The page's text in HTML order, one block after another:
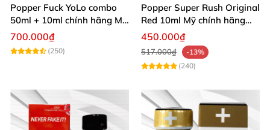
Popper Fuck YoLo combo
50ml + 10ml chính hãng Mỹ
tăng khoái cảm mạnh mẽ
an toàn
700.000₫
(250)
Popper Super Rush Original
Red 10ml Mỹ chính hãng
PWD
450.000₫
517.000₫
-13%
(240)